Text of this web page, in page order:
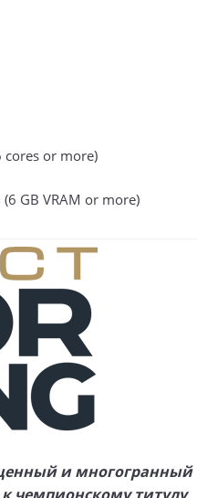
cores or more)
GB VRAM or more)
и многогранный